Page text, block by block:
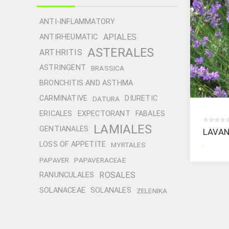
.
ANTI-INFLAMMATORY
ANTIRHEUMATIC
APIALES
ARTHRITIS ASTERALES
ASTRINGENT BRASSICA
BRONCHITIS AND ASTHMA
CARMINATIVE
DATURA
DIURETIC
ERICALES
EXPECTORANT
FABALES
GENTIANALES
LAMIALES
LOSS OF APPETITE
MYRTALES
PAPAVER
PAPAVERACEAE
RANUNCULALES ROSALES
SOLANACEAE SOLANALES ZELENIKA